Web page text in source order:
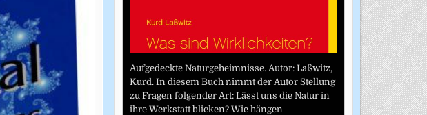
Aufgedeckte Naturgeheimnisse. Autor: Laßwitz,
Kurd. In diesem Buch nimmt der Autor Stellung
zu Fragen folgender Art: Lässt uns die Natur in
ihre Werkstatt blicken? Wie hängen